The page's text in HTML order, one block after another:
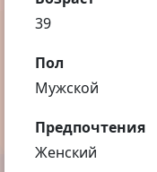
39
Пол
Мужской
Предпочтения
Женский